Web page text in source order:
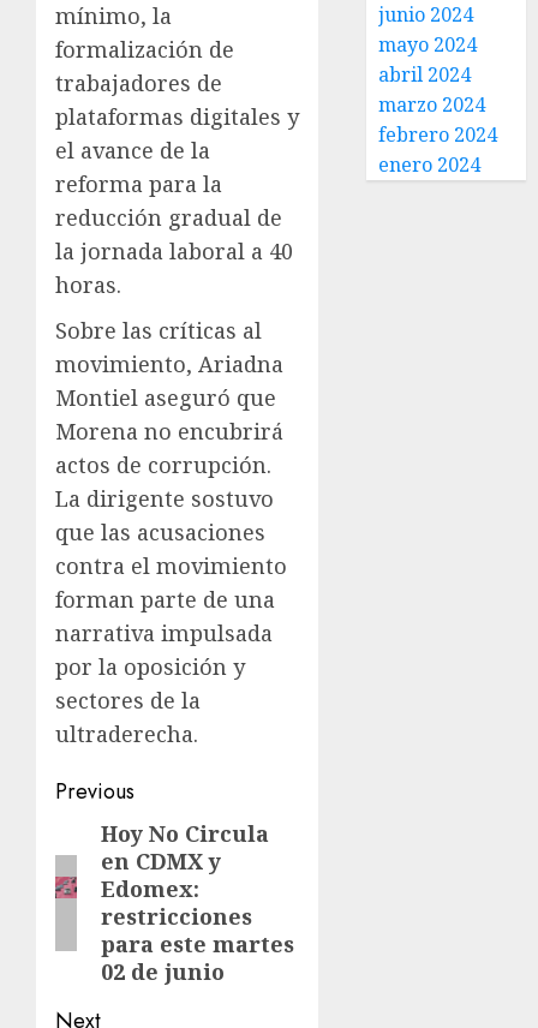
mínimo, la
formalización de
trabajadores de
plataformas digitales y
el avance de la
reforma para la
reducción gradual de
la jornada laboral a 40
horas.
Sobre las críticas al
movimiento, Ariadna
Montiel aseguró que
Morena no encubrirá
actos de corrupción.
La dirigente sostuvo
que las acusaciones
contra el movimiento
forman parte de una
narrativa impulsada
por la oposición y
sectores de la
ultraderecha.
Previous
Hoy No Circula
en CDMX y
Edomex:
restricciones
para este martes
02 de junio
Next
junio 2024
mayo 2024
abril 2024
marzo 2024
febrero 2024
enero 2024